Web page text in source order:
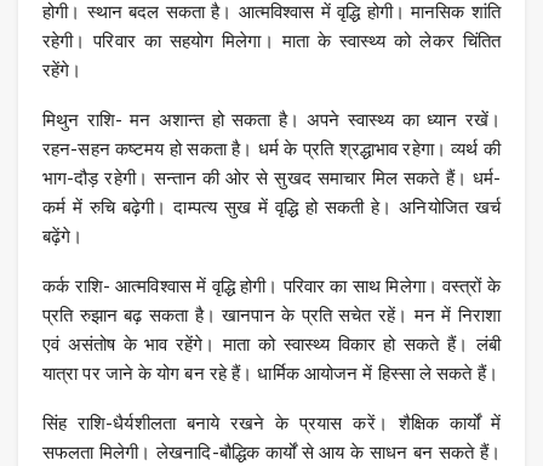
होगी। स्थान बदल सकता है। आत्‍मविश्‍वास में वृद्धि होगी। मानसिक शांति
रहेगी। परिवार का सहयोग मिलेगा। माता के स्‍वास्‍थ्‍य को लेकर च‍िंति‍त
रहेंगे।
मिथुन राशि- मन अशान्त हो सकता है। अपने स्वास्थ्‍य का ध्यान रखें।
रहन-सहन कष्टमय हो सकता है। धर्म के प्रति श्रद्धाभाव रहेगा। व्यर्थ की
भाग-दौड़ रहेगी। सन्तान की ओर से सुखद समाचार मिल सकते हैं। धर्म-
कर्म में रुचि बढ़ेगी। दाम्‍पत्‍य सुख में वृद्धि हो सकती हे। अनियोजित खर्च
बढ़ेंगे।
कर्क राशि- आत्मविश्वास में वृद्धि होगी। परिवार का साथ मिलेगा। वस्त्रों के
प्रति रुझान बढ़ सकता है। खानपान के प्रति सचेत रहें। मन में निराशा
एवं असंतोष के भाव रहेंगे। माता को स्वास्थ्‍य विकार हो सकते हैं। लंबी
यात्रा पर जाने के योग बन रहे हैं। धार्म‍िक आयोजन में ह‍िस्‍सा ले सकते हैं।
सिंह राशि-धैर्यशीलता बनाये रखने के प्रयास करें। शैक्षिक कार्यों में
सफलता मिलेगी। लेखनादि-बौद्धिक कार्यों से आय के साधन बन सकते हैं।